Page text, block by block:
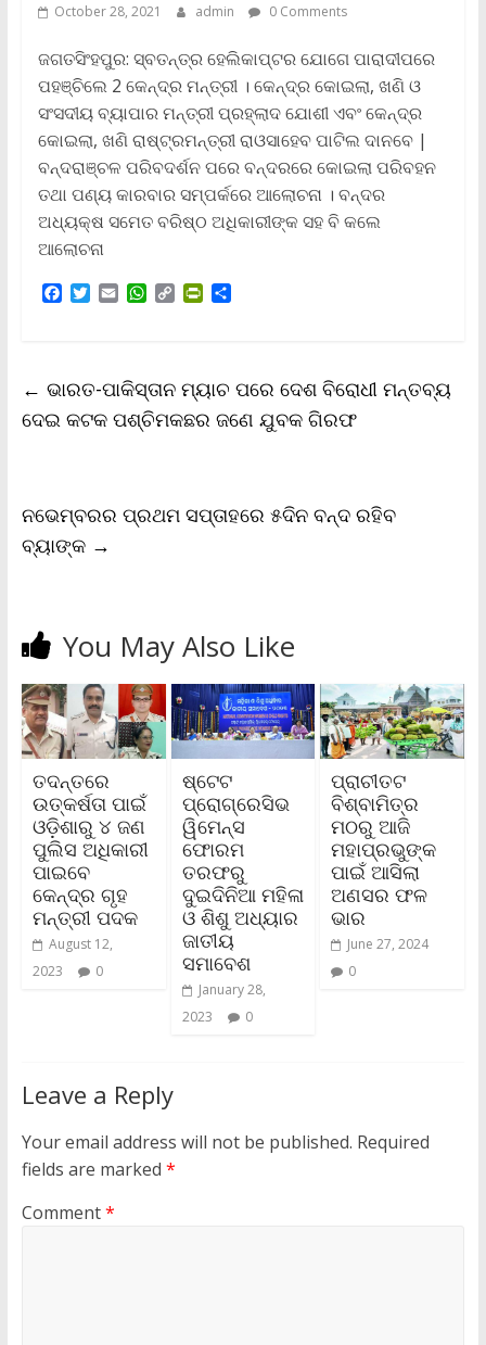
October 28, 2021 admin 0 Comments
ଜଗତସିଂହପୁର: ସ୍ବତନ୍ତ୍ର ହେଲିକାପ୍ଟର ଯୋଗେ ପାରାଦୀପରେ
ପହଞ୍ଚିଲେ 2 କେନ୍ଦ୍ର ମନ୍ତ୍ରୀ । କେନ୍ଦ୍ର କୋଇଲା, ଖଣି ଓ
ସଂସଦୀୟ ବ୍ୟାପାର ମନ୍ତ୍ରୀ ପ୍ରହ୍ଲାଦ ଯୋଶୀ ଏବଂ କେନ୍ଦ୍ର
କୋଇଲା, ଖଣି ରାଷ୍ଟ୍ରମନ୍ତ୍ରୀ ରାଓସାହେବ ପାଟିଲ ଦାନବେ |
ବନ୍ଦରାଞ୍ଚଳ ପରିବଦର୍ଶନ ପରେ ବନ୍ଦରରେ କୋଇଲା ପରିବହନ
ତଥା ପଣ୍ୟ କାରବାର ସମ୍ପର୍କରେ ଆଲୋଚନା । ବନ୍ଦର
ଅଧ୍ୟକ୍ଷ ସମେତ ବରିଷ୍ଠ ଅଧିକାରୀଙ୍କ ସହ ବି କଲେ
ଆଲୋଚନା
F
o
o
k
T
e
r
E
W
A
p
p
C
i
n
k
P
F
r
i
l
y
S
← ଭାରତ-ପାକିସ୍ତାନ ମ୍ୟାଚ ପରେ ଦେଶ ବିରୋଧୀ ମନ୍ତବ୍ୟ
ଦେଇ କଟକ ପଶ୍ଚିମକଛର ଜଣେ ଯୁବକ ଗିରଫ
ନଭେମ୍ବରର ପ୍ରଥମ ସପ୍ତାହରେ ୫ଦିନ ବନ୍ଦ ରହିବ
ବ୍ୟାଙ୍କ →
You May Also Like
ତଦନ୍ତରେ
ଉତ୍କର୍ଷତା ପାଇଁ
ଓଡ଼ିଶାରୁ ୪ ଜଣ
ପୁଲିସ ଅଧିକାରୀ
ପାଇବେ
କେନ୍ଦ୍ର ଗୃହ
ମନ୍ତ୍ରୀ ପଦକ
August 12,
2023
0
ଷ୍ଟେଟ
ପ୍ରୋଗ୍ରେସିଭ
ୱିମେନ୍ସ
ଫୋରମ
ତରଫରୁ
ଦୁଇଦିନିଆ ମହିଳା
ଓ ଶିଶୁ ଅଧ୍ୟାର
ଜାତୀୟ
ସମାବେଶ
January 28,
2023
0
ପ୍ରାଚୀତଟ
ବିଶ୍ବାମିତ୍ର
ମଠରୁ ଆଜି
ମହାପ୍ରଭୁଙ୍କ
ପାଇଁ ଆସିଲା
ଅଣସର ଫଳ
ଭାର
June 27, 2024
0
Leave a Reply
Your email address will not be published. Required
fields are marked *
Comment*